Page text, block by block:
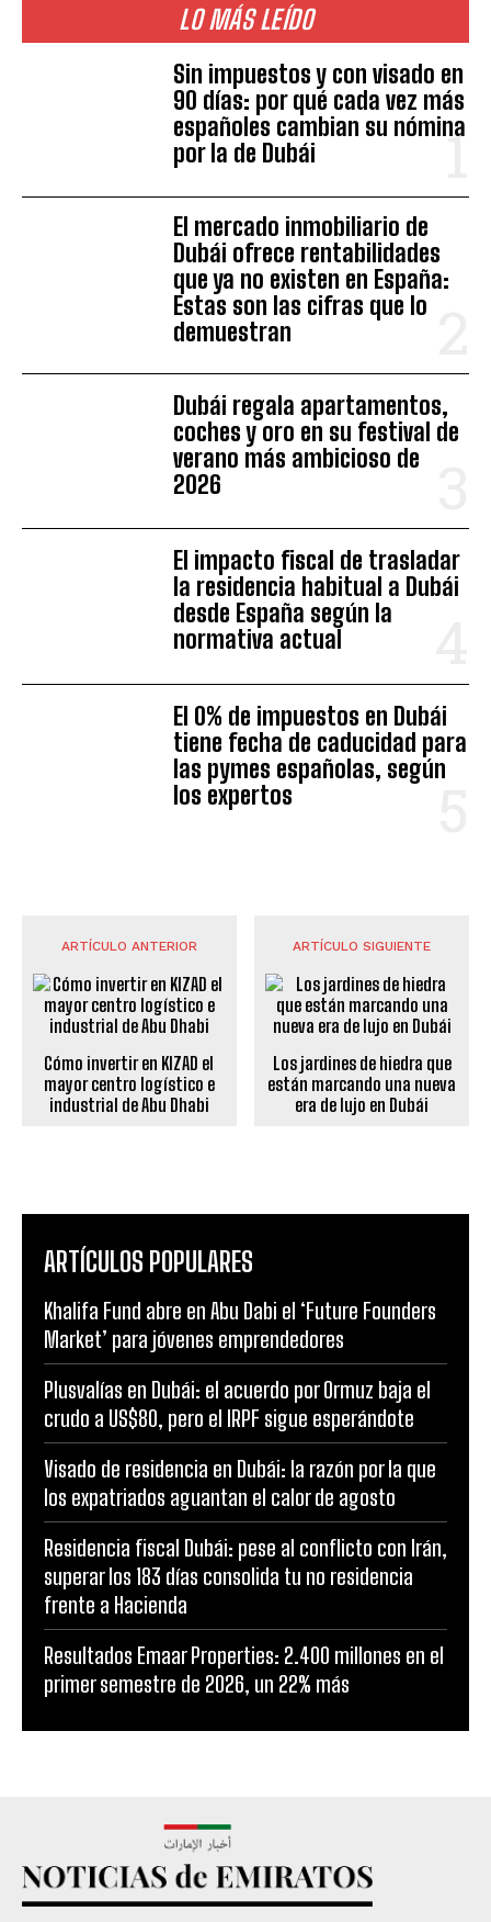
LO MÁS LEÍDO
Sin impuestos y con visado en
90 días: por qué cada vez más
españoles cambian su nómina
por la de Dubái
El mercado inmobiliario de
Dubái ofrece rentabilidades
que ya no existen en España:
Estas son las cifras que lo
demuestran
Dubái regala apartamentos,
coches y oro en su festival de
verano más ambicioso de
2026
El impacto fiscal de trasladar
la residencia habitual a Dubái
desde España según la
normativa actual
El 0% de impuestos en Dubái
tiene fecha de caducidad para
las pymes españolas, según
los expertos
ARTÍCULO ANTERIOR
Cómo invertir en KIZAD el
mayor centro logístico e
industrial de Abu Dhabi
ARTÍCULO SIGUIENTE
Los jardines de hiedra que
están marcando una nueva
era de lujo en Dubái
ARTÍCULOS POPULARES
Khalifa Fund abre en Abu Dabi el ‘Future Founders
Market’ para jóvenes emprendedores
Plusvalías en Dubái: el acuerdo por Ormuz baja el
crudo a US$80, pero el IRPF sigue esperándote
Visado de residencia en Dubái: la razón por la que
los expatriados aguantan el calor de agosto
Residencia fiscal Dubái: pese al conflicto con Irán,
superar los 183 días consolida tu no residencia
frente a Hacienda
Resultados Emaar Properties: 2.400 millones en el
primer semestre de 2026, un 22% más